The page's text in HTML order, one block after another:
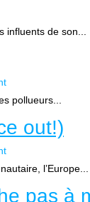
de son...
pollueurs...
out!)
l’Europe...
pas à